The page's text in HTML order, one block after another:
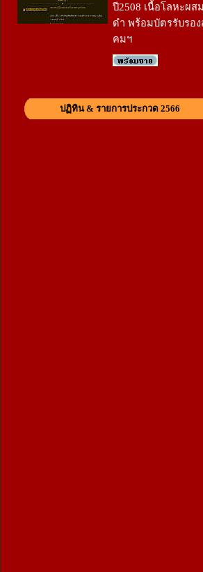
ปี2508 เนื้อโลหะผส
ดำ พร้อมบัตรรับรอง
คมฯ
ปฏิทิน & รายการประกวด 2566